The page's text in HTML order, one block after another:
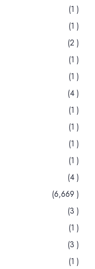
(1 )
(1 )
(2 )
(1 )
(1 )
(4 )
(1 )
(1 )
(1 )
(1 )
(4 )
(6,669 )
(3 )
(1 )
(3 )
(1 )